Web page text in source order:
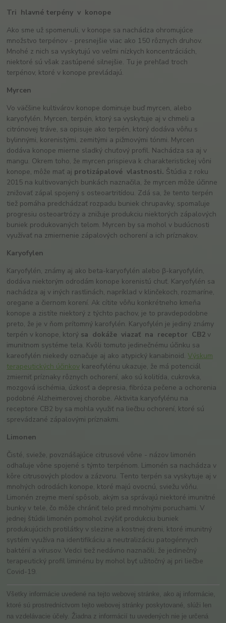
Tri hlavné terpény v konope
Ako sme už spomenuli, v konope sa nachádza ohromujúce
množstvo terpénov - presnejšie viac ako 150 rôznych druhov.
Mnohé z nich sa vyskytujú vo veľmi nízkych koncentráciách,
niektoré sú však zastúpené silnejšie. Tu je prehľad troch
terpénov, ktoré v konope prevládajú.
Myrcen
Vo väčšine kultivárov konope dominuje buď myrcen, alebo
karyofylén. Myrcen, terpén, ktorý sa vyskytuje aj v chmeli a
citrónovej tráve, sa opisuje ako terpén, ktorý dodáva vôňu s
bylinnými, korenistými, zemitými a pižmovými tónmi. Myrcen
dodáva konope mierne sladký chuťový profil. Nachádza sa aj v
mangu. Okrem toho, že myrcen prispieva k charakteristickej vôni
konope, môže mať aj protizápalové vlastnosti. Štúdia z roku
2015 na kultivovaných bunkách naznačila, že myrcen môže účinne
znižovať zápal spojený s osteoartritídou. Zdá sa, že tento terpén
tiež pomáha predchádzať rozpadu buniek chrupavky, spomaľuje
progresiu osteoartrózy a znižuje produkciu niektorých zápalových
buniek produkovaných telom. Myrcen by sa mohol v budúcnosti
využívať na zmiernenie zápalových ochorení a ich príznakov.
Karyofylen
Karyofylén, známy aj ako beta-karyofylén alebo β-karyofylén,
dodáva niektorým odrodám konope korenistú chuť. Karyofylén sa
nachádza aj v iných rastlinách, napríklad v klinčekoch, rozmaríne,
oregane a čiernom korení. Ak cítite vôňu konkrétneho kmeňa
konope a zistíte niektorý z týchto pachov, je to pravdepodobne
preto, že je v ňom prítomný karofylén. Karyofylén je jediný známy
terpén v konope, ktorý sa dokáže viazať na receptor CB2 v
imunitnom systéme tela. Kvôli tomuto jedinečnému účinku sa
kareofylén niekedy označuje aj ako atypický kanabinoid.Výskum
terapeutických účinkov kareofylénu ukazuje, že má potenciál
zmierniť príznaky rôznych ochorení, ako sú kolitída, cukrovka,
mozgová ischémia, úzkosť a depresia, fibróza pečene a ochorenia
podobné Alzheimerovej chorobe. Aktivita karyofylénu na
receptore CB2 by sa mohla využiť na liečbu ochorení, ktoré sú
sprevádzané zápalovými príznakmi.
Limonen
Čisté, svieže, povznášajúce citrusové vône - názov limonén
odhaľuje vône spojené s týmto terpénom. Limonén sa nachádza v
kôre citrusových plodov a zázvoru. Tento terpén sa vyskytuje aj v
mnohých odrodách konope, ktoré majú ovocnú, sviežu vôňu.
Limonén zrejme mení spôsob, akým sa správajú niektoré imunitné
bunky v tele, čo môže chrániť telo pred mnohými poruchami. V
jednej štúdii limonén pomohol zvýšiť produkciu buniek
produkujúcich protilátky v slezine a kostnej dreni, ktoré imunitný
systém využíva na identifikáciu a neutralizáciu patogénnych
baktérií a vírusov. Vedci tiež nedávno naznačili, že jedinečný
terapeutický profil liminénu by mohol byť užitočný aj pri liečbe
Covid-19.
Všetky informácie uvedené na tejto webovej stránke, ako aj informácie,
ktoré sú prostredníctvom tejto webovej stránky poskytované, slúži len
na vzdelávacie účely. Žiadna z informácií tu uvedených nie je určená